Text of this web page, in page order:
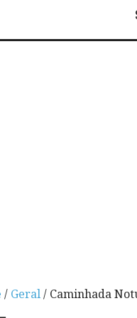
/ Geral/ Caminhada